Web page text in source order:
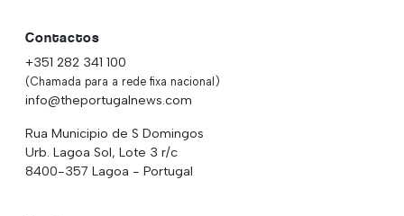
Contactos
+351 282 341 100
(Chamada para a rede fixa nacional)
info@theportugalnews.com
Rua Municipio de S Domingos
Urb. Lagoa Sol, Lote 3 r/c
8400-357 Lagoa - Portugal